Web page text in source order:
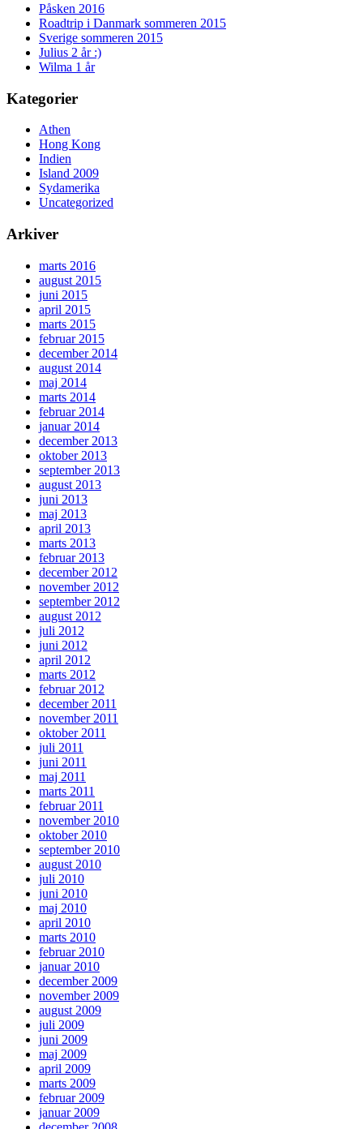
Påsken 2016
Roadtrip i Danmark sommeren 2015
Sverige sommeren 2015
Julius 2 år :)
Wilma 1 år
Kategorier
Athen
Hong Kong
Indien
Island 2009
Sydamerika
Uncategorized
Arkiver
marts 2016
august 2015
juni 2015
april 2015
marts 2015
februar 2015
december 2014
august 2014
maj 2014
marts 2014
februar 2014
januar 2014
december 2013
oktober 2013
september 2013
august 2013
juni 2013
maj 2013
april 2013
marts 2013
februar 2013
december 2012
november 2012
september 2012
august 2012
juli 2012
juni 2012
april 2012
marts 2012
februar 2012
december 2011
november 2011
oktober 2011
juli 2011
juni 2011
maj 2011
marts 2011
februar 2011
november 2010
oktober 2010
september 2010
august 2010
juli 2010
juni 2010
maj 2010
april 2010
marts 2010
februar 2010
januar 2010
december 2009
november 2009
august 2009
juli 2009
juni 2009
maj 2009
april 2009
marts 2009
februar 2009
januar 2009